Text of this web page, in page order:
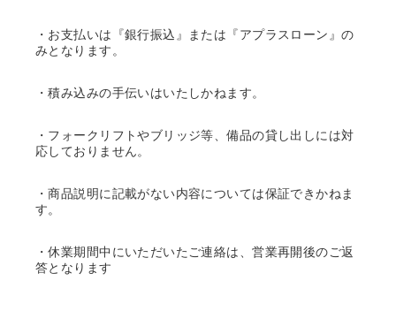
・お支払いは『銀行振込』または『アプラスローン』の
みとなります。
・積み込みの手伝いはいたしかねます。
・フォークリフトやブリッジ等、備品の貸し出しには対
応しておりません。
・商品説明に記載がない内容については保証できかねま
す。
・休業期間中にいただいたご連絡は、営業再開後のご返
答となります